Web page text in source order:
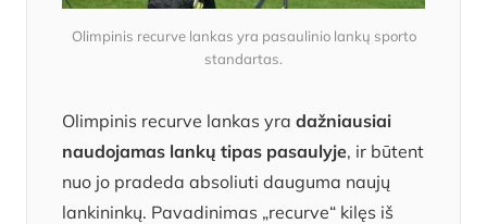
Olimpinis recurve lankas yra pasaulinio lankų sporto
standartas.
Olimpinis recurve lankas yra dažniausiai
naudojamas lankų tipas pasaulyje, ir būtent
nuo jo pradeda absoliuti dauguma naujų
lankininkų. Pavadinimas „recurve“ kilęs iš